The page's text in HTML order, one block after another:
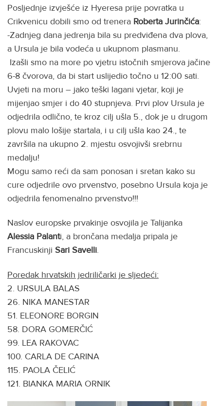
Posljednje izvješće iz Hyeresa prije povratka u
Crikvenicu dobili smo od trenera Roberta Jurinčića:
-Zadnjeg dana jedrenja bila su predviđena dva plova,
a Ursula je bila vodeća u ukupnom plasmanu.
Izašli smo na more po vjetru istočnih smjerova jačine
6-8 čvorova, da bi start uslijedio točno u 12:00 sati.
Uvjeti na moru – jako teški lagani vjetar, koji je
mijenjao smjer i do 40 stupnjeva. Prvi plov Ursula je
odjedrila odlično, te kroz cilj ušla 5., dok je u drugom
plovu malo lošije startala, i u cilj ušla kao 24., te
završila na ukupno 2. mjestu osvojivši srebrnu
medalju!
Mogu samo reći da sam ponosan i sretan kako su
cure odjedrile ovo prvenstvo, posebno Ursula koja je
odjedrila fenomenalno prvenstvo!!!
Naslov europske prvakinje osvojila je Talijanka
Alessia Palanti, a brončana medalja pripala je
Francuskinji Sari Savelli.
Poredak hrvatskih jedriličarki je sljedeći:
2. URSULA BALAS
26. NIKA MANESTAR
51. ELEONORE BORGIN
58. DORA GOMERČIĆ
99. LEA RAKOVAC
100. CARLA DE CARINA
115. PAOLA ČELIĆ
121. BIANKA MARIA ORNIK